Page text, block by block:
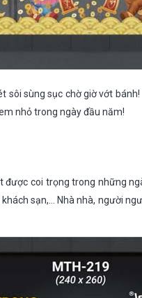
sôi sùng sục chờ giờ vớt
nhỏ trong ngày đầu năm!
được coi trọng trong những
sạn,… Nhà nhà, người